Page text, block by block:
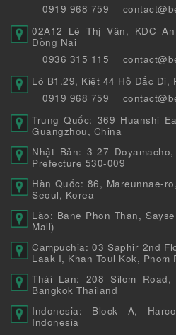
0919 968 759
02A12 Lê Thị Vân, KDC
Đồng Nai
0936 315 115
Lô B1.29, Kiệt 44 Hồ Đắc Di,
0919 968 759
Trung Quốc: 369 Huanshi
Guangzhou, China
Nhật Bản: 3-27
Prefecture 530-009
Hàn Quốc: 86, Mareunnae-
Seoul, Korea
Lào: Bane Phon Than,
Mall)
Campuchia: 03 Saphir 2nd
Laak I, Khan Toul Kok, Pnom
Thái Lan: 208 Silom
Bangkok Thailand
Indonesia: Block A,
Indonesia